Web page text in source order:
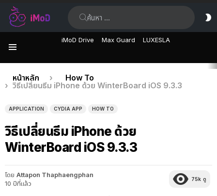
iMoD Drive Max Guard LUXESLA
เรื่อง
ล่าสุด
คุณอยู่ที่นี่:
หน้าหลัก
How To
วิธีเปลี่ยนธีม iPhone ด้วย WinterBoard iOS 9.3.3
APPLICATION CYDIA APP HOW TO
วิธีเปลี่ยนธีม iPhone ด้วย
WinterBoard iOS 9.3.3
โดย Attapon Thaphaengphan
10 ปีที่แล้ว
75k ดู